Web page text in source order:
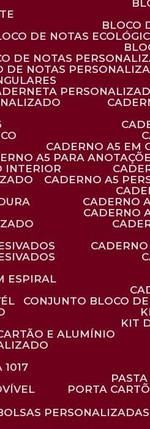
DE NOTAS
DE NOTAS
DE NOTAS
CADERNO A5 EM
A5 PARA
INTERIOR
CADERNO A5
CADERNO
CADERNO
ESPIRAL
CONJUNTO BLOCO
KIT
E ALUMÍNIO
1017
PORTA
BOLSAS PERSONALIZADAS